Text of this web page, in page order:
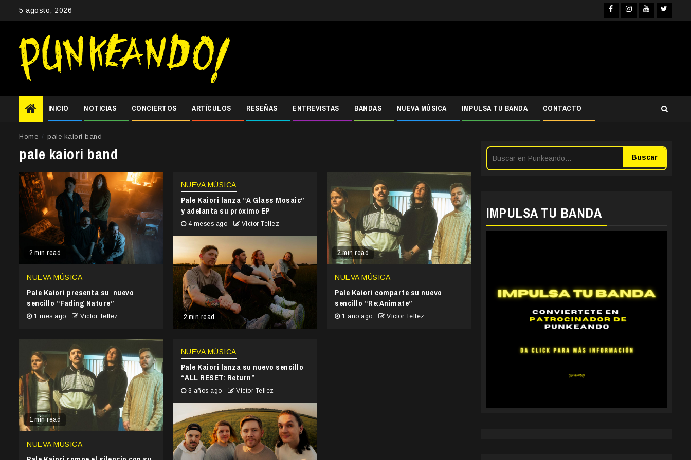
5 agosto, 2026 Facebook
Instagram
INICIO NOTICIAS CONCIERTOS ARTÍCULOS RESEÑAS ENTREVISTAS BANDAS NUEVA MÚSICA IMPULSA TU BANDA CONTACTO
Home pale kaiori band
pale kaiori band
2 min read
NUEVA MÚSICA
Pale Kaiori presenta su nuevo
sencillo “Fading Nature”
1 mes ago Victor Tellez 2 min read
NUEVA MÚSICA
Pale Kaiori lanza “A Glass Mosaic”
y adelanta su próximo EP
4 meses ago Victor Tellez
2 min read
NUEVA MÚSICA
Pale Kaiori comparte su nuevo
sencillo “Re:Animate”
1 año ago Victor Tellez
1 min read
NUEVA MÚSICA
NUEVA MÚSICA
Pale Kaiori lanza su nuevo sencillo
“ALL RESET: Return”
3 años ago Victor Tellez
Buscar
IMPULSA TU BANDA